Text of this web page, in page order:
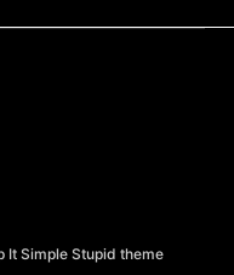
It Simple Stupid theme